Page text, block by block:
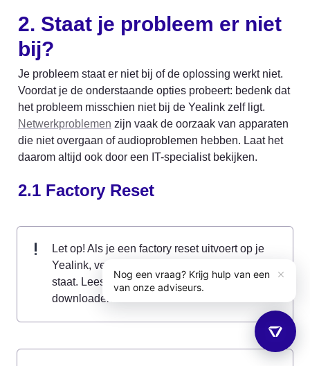
2. Staat je probleem er niet
bij?
Je probleem staat er niet bij of de oplossing werkt niet.
Voordat je de onderstaande opties probeert: bedenk dat
Netwerkproblemen zijn vaak de oorzaak van apparaten
die niet overgaan of audioproblemen hebben. Laat het
daarom altijd ook door een IT-specialist bekijken.
2.1 Factory Reset
Let op! Als je een factory reset uitvoert op je
Yealink, verlies je alle informatie die erop
staat. Lees
hier hoe je je adreslijst kunt
downloaden.